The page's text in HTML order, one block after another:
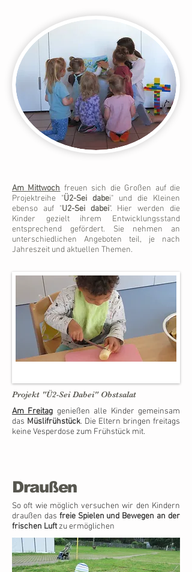
Am Mittwoch freuen sich die Großen auf die
Projektreihe "Ü2-Sei dabei" und die Kleinen
ebenso auf "U2-Sei dabei". Hier werden die
Kinder gezielt ihrem Entwicklungsstand
entsprechend gefördert. Sie nehmen an
unterschiedlichen Angeboten teil, je nach
Jahreszeit und aktuellen Themen.
Projekt "Ü2-Sei Dabei" Obstsalat
Am Freitag genießen alle Kinder gemeinsam
das Müslifrühstück. Die Eltern bringen freitags
keine Vesperdose zum Frühstück mit.
Draußen
So oft wie möglich versuchen wir den Kindern
draußen das freie Spielen und Bewegen an der
frischen Luftzu ermöglichen